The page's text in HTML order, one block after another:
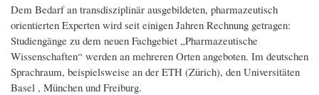
Dem Bedarf an transdisziplinär ausgebildeten, pharmazeutisch
orientierten Experten wird seit einigen Jahren Rechnung getragen:
Studiengänge zu dem neuen Fachgebiet „Pharmazeutische
Wissenschaften“ werden an mehreren Orten angeboten. Im deutschen
Sprachraum, beispielsweise an der ETH (Zürich), den Universitäten
Basel , München und Freiburg.